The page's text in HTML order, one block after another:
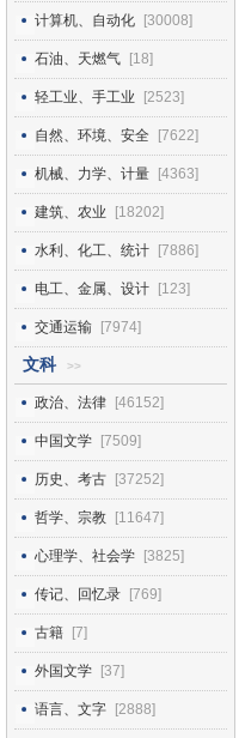
计算机、自动化 [30008]
石油、天燃气 [18]
轻工业、手工业 [2523]
自然、环境、安全 [7622]
机械、力学、计量 [4363]
建筑、农业 [18202]
水利、化工、统计 [7886]
电工、金属、设计 [123]
交通运输 [7974]
文科 >>
政治、法律 [46152]
中国文学 [7509]
历史、考古 [37252]
哲学、宗教 [11647]
心理学、社会学 [3825]
传记、回忆录 [769]
古籍 [7]
外国文学 [37]
语言、文字 [2888]